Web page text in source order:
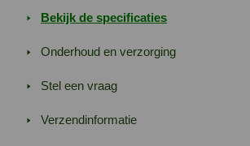
Bekijk de specificaties
Onderhoud en verzorging
Stel een vraag
Verzendinformatie